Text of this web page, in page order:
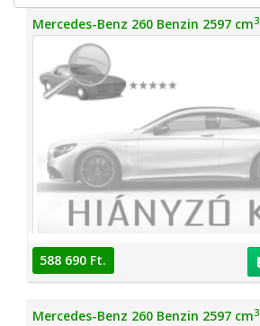
Mercedes-Benz 260 Benzin 2597 cm3
588 690 Ft.
Mercedes-Benz 260 Benzin 2597 cm3